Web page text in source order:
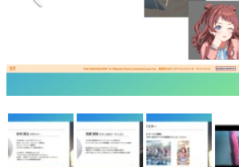
アプリレビュー
運営：株式会社マレ